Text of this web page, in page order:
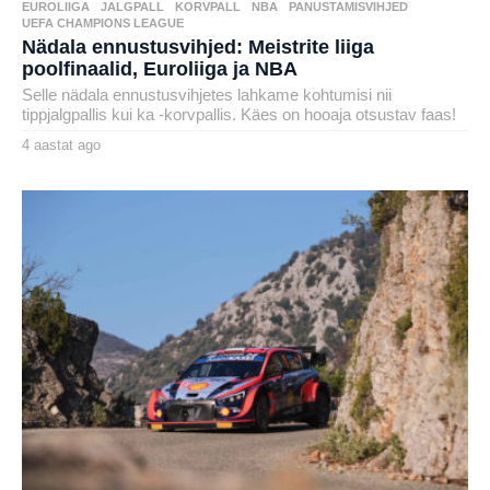
EUROLIIGA ,JALGPALL ,KORVPALL ,NBA ,PANUSTAMISVIHJED
UEFA CHAMPIONS LEAGUE
Nädala ennustusvihjed: Meistrite liiga
poolfinaalid, Euroliiga ja NBA
Selle nädala ennustusvihjetes lahkame kohtumisi nii
tippjalgpallis kui ka -korvpallis. Käes on hooaja otsustav faas!
henryl
4 aastat ago
s